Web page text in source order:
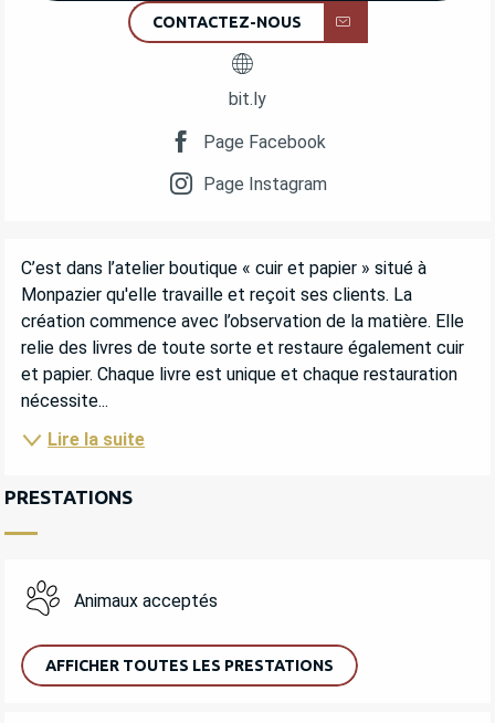
CONTACTEZ-NOUS
bit.ly
Page Facebook
Page Instagram
DESCRIPTION
C’est dans l’atelier boutique « cuir et papier » situé à
Monpazier qu'elle travaille et reçoit ses clients. La
création commence avec l’observation de la matière. Elle
relie des livres de toute sorte et restaure également cuir
et papier. Chaque livre est unique et chaque restauration
nécessite...
Lire la suite
PRESTATIONS
Animaux acceptés
AFFICHER TOUTES LES PRESTATIONS